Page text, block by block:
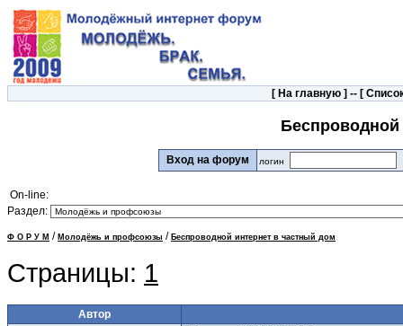
[ На главную] -- [
Вход на форум логин
On-line:
Раздел:
Ф О Р У М / Молодёжь и профсоюзы / Беспроводной интернет в частный дом
Страницы: 1
Автор